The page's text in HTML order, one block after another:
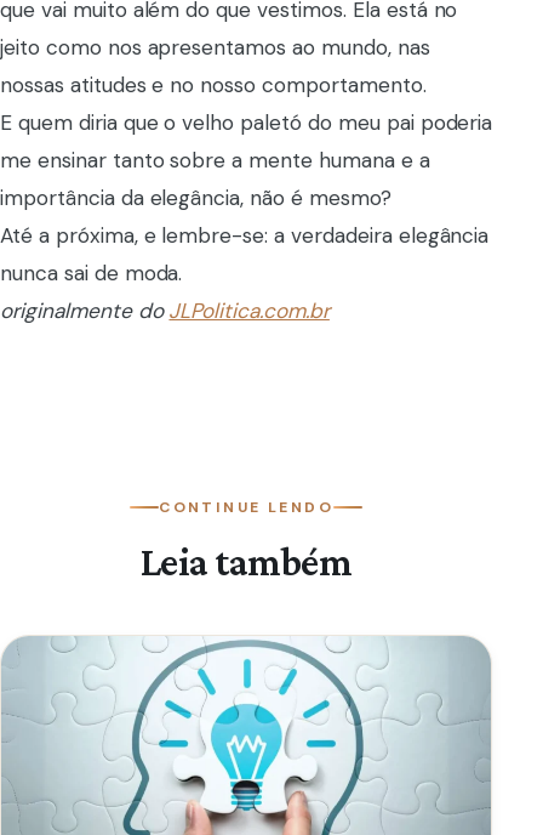
que vai muito além do que vestimos. Ela está no
jeito como nos apresentamos ao mundo, nas
nossas atitudes e no nosso comportamento.
E quem diria que o velho paletó do meu pai poderia
me ensinar tanto sobre a mente humana e a
importância da elegância, não é mesmo?
Até a próxima, e lembre-se: a verdadeira elegância
nunca sai de moda.
originalmente doJLPolitica.com.br
CONTINUE LENDO
Leia também